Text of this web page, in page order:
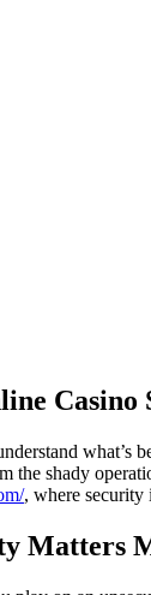
what’s
the shady
, where security
Matters